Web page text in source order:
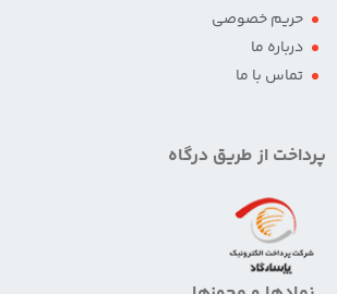
حریم خصوصی
درباره ما
تماس با ما
پرداخت از طریق درگاه